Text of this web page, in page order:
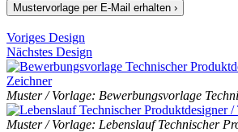
Mustervorlage per E-Mail erhalten ›
Voriges Design
Nächstes Design
Muster / Vorlage: Bewerbungsvorlage
Muster / Vorlage: Lebenslauf Technischer